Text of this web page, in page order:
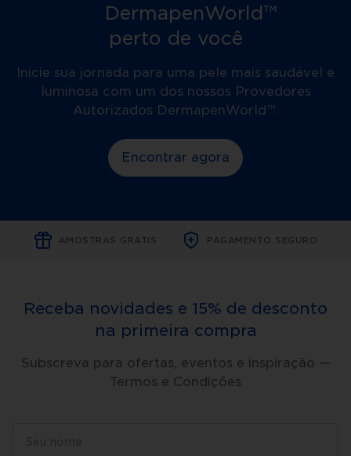
DermapenWorld™
perto de você
Inicie sua jornada para uma pele mais saudável e
luminosa com um dos nossos Provedores
Autorizados DermapenWorld™.
Encontrar agora
AMOSTRAS GRÁTIS PAGAMENTO SEGURO
Receba novidades e 15% de desconto
na primeira compra
Subscreva para ofertas, eventos e inspiração —
Termos e Condições